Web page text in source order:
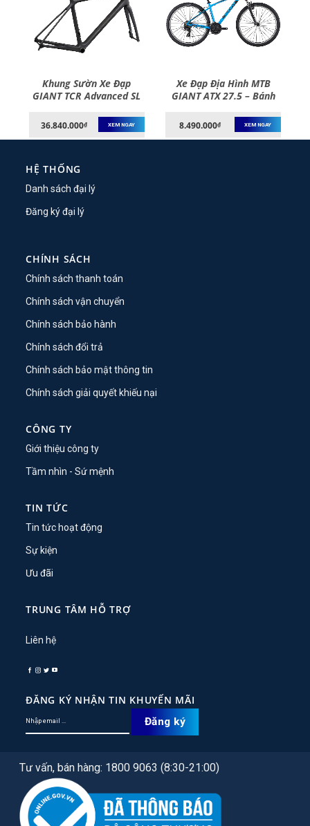
Khung Sườn Xe Đạp
GIANT TCR Advanced SL
2022
36.840.000₫ XEM NGAY
Xe Đạp Địa Hình MTB
GIANT ATX 27.5 – Bánh
8.490.000₫ XEM NGAY
HỆ THỐNG
Danh sách đại lý
Đăng ký đại lý
CHÍNH SÁCH
Chính sách thanh toán
Chính sách vận chuyển
Chính sách bảo hành
Chính sách đổi trả
Chính sách bảo mật thông tin
Chính sách giải quyết khiếu nại
CÔNG TY
Giới thiệu công ty
Tầm nhìn - Sứ mệnh
TIN TỨC
Tin tức hoạt động
Sự kiện
Ưu đãi
TRUNG TÂM HỖ TRỢ
Liên hệ
ĐĂNG KÝ NHẬN TIN KHUYẾN MÃI
Tư vấn, bán hàng: 1800 9063 (8:30-21:00)